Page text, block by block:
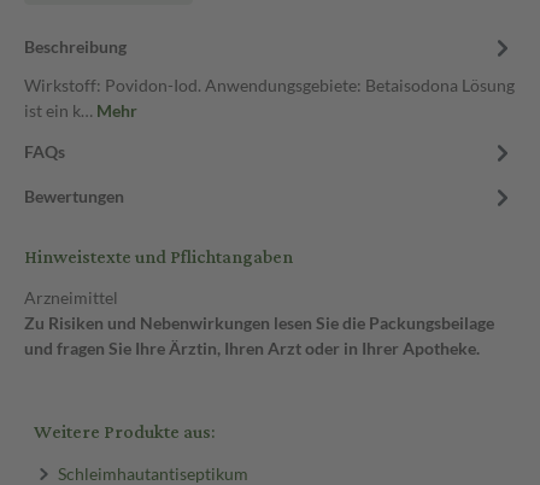
Beschreibung
Wirkstoff: Povidon-Iod. Anwendungsgebiete: Betaisodona Lösung
ist ein k… Mehr
FAQs
Bewertungen
Hinweistexte und Pflichtangaben
Arzneimittel
Zu Risiken und Nebenwirkungen lesen Sie die Packungsbeilage
und fragen Sie Ihre Ärztin, Ihren Arzt oder in Ihrer Apotheke.
Weitere Produkte aus:
Schleimhautantiseptikum